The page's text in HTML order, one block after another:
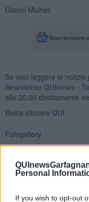
Personal
If you wish to opt-out
Gianni Micheli
Se vuoi leggere le
Newsletter QUInews -
alle 20:00 direttamente
Basta cliccare QUI
Fotogallery